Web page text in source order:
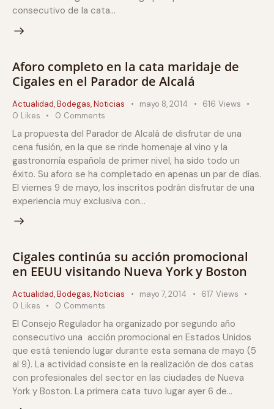
consecutivo de la cata…
Aforo completo en la cata maridaje de
Cigales en el Parador de Alcalá
Actualidad,Bodegas,Noticias mayo 8, 2014 616 Views
0 Likes 0 Comments
La propuesta del Parador de Alcalá de disfrutar de una
cena fusión, en la que se rinde homenaje al vino y la
gastronomía española de primer nivel, ha sido todo un
éxito. Su aforo se ha completado en apenas un par de días.
El viernes 9 de mayo, los inscritos podrán disfrutar de una
experiencia muy exclusiva con…
Cigales continúa su acción promocional
en EEUU visitando Nueva York y Boston
Actualidad,Bodegas,Noticias mayo 7, 2014 617 Views
0 Likes 0 Comments
El Consejo Regulador ha organizado por segundo año
consecutivo una acción promocional en Estados Unidos
que está teniendo lugar durante esta semana de mayo (5
al 9). La actividad consiste en la realización de dos catas
con profesionales del sector en las ciudades de Nueva
York y Boston. La primera cata tuvo lugar ayer 6 de…